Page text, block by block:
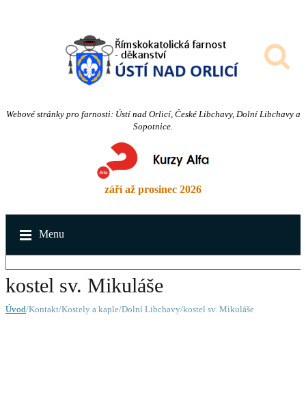
Webové stránky pro farnosti: Ústí nad Orlicí, České Libchavy, Dolní Libchavy a
Sopotnice.
září až prosinec 2026
Menu
kostel sv. Mikuláše
Úvod/Kontakt/Kostely a kaple/Dolní Libchavy/kostel sv. Mikuláše